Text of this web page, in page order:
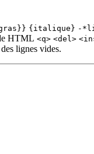
{italique} -
HTML <q> <del>
lignes vides.